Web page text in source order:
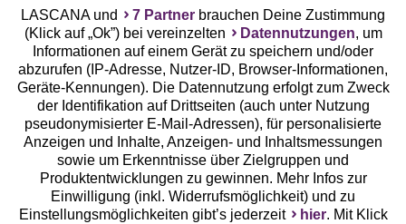
Geprüfte Sicherheit
Unsere Apps
LASCANA und 7 Partner brauchen Deine Zustimmung
(Klick auf „Ok”) bei vereinzelten
Datennutzungen, um
Informationen auf einem Gerät zu speichern und/oder
abzurufen (IP-Adresse, Nutzer-ID, Browser-Informationen,
Geräte-Kennungen). Die Datennutzung erfolgt zum Zweck
der Identifikation auf Drittseiten (auch unter Nutzung
pseudonymisierter E-Mail-Adressen), für personalisierte
Anzeigen und Inhalte, Anzeigen- und Inhaltsmessungen
sowie um Erkenntnisse über Zielgruppen und
Produktentwicklungen zu gewinnen. Mehr Infos zur
Einwilligung (inkl. Widerrufsmöglichkeit) und zu
Einstellungsmöglichkeiten gibt’s jederzeit
hier. Mit Klick